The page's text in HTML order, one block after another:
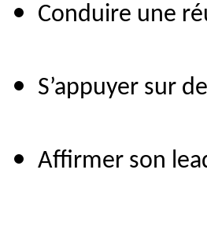
Conduire une
S’appuyer sur
Affirmer son